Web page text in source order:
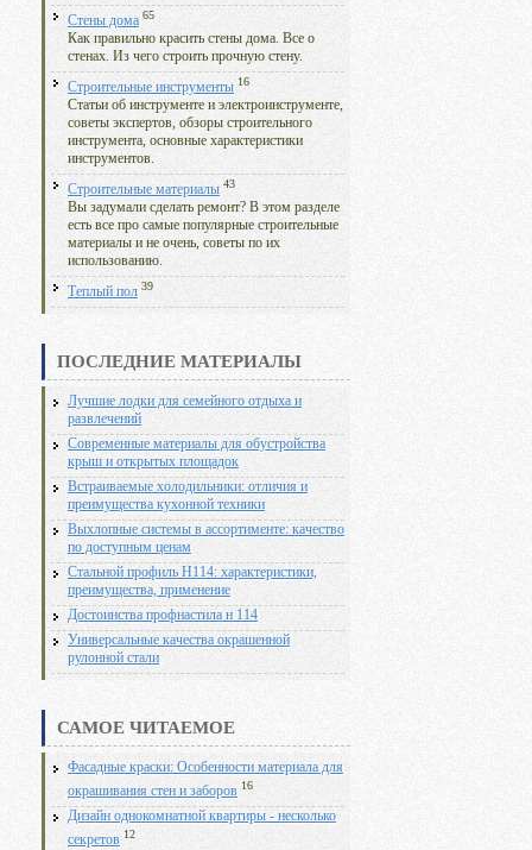
Стены дома 65
Как правильно красить стены дома. Все о
стенах. Из чего строить прочную стену.
Строительные инструменты 16
Статьи об инструменте и электроинструменте,
советы экспертов, обзоры строительного
инструмента, основные характеристики
инструментов.
Строительные материалы 43
Вы задумали сделать ремонт? В этом разделе
есть все про самые популярные строительные
материалы и не очень, советы по их
использованию.
Теплый пол 39
ПОСЛЕДНИЕ МАТЕРИАЛЫ
Лучшие лодки для семейного отдыха и
развлечений
Современные материалы для обустройства
крыш и открытых площадок
Встраиваемые холодильники: отличия и
преимущества кухонной техники
Выхлопные системы в ассортименте: качество
по доступным ценам
Стальной профиль Н114: характеристики,
преимущества, применение
Достоинства профнастила н 114
Универсальные качества окрашенной
рулонной стали
САМОЕ ЧИТАЕМОЕ
Фасадные краски: Особенности материала для
окрашивания стен и заборов 16
Дизайн однокомнатной квартиры - несколько
секретов 12